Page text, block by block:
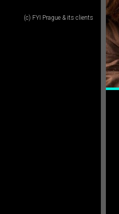
(c) FYI Prague & its clients